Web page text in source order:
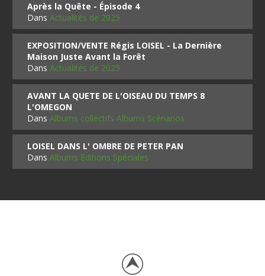
Après la Quête - Épisode 4
DansActualités de 2025
EXPOSITION/VENTE Régis LOISEL - La Dernière
Maison Juste Avant la Forêt
DansActualités de 2025
AVANT LA QUETE DE L'OISEAU DU TEMPS 8
L'OMEGON
DansAlbums collectifs Albums Scénarios
LOISEL DANS L' OMBRE DE PETER PAN
DansAlbums Editions Spéciales